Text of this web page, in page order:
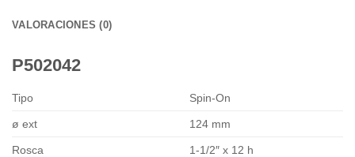
VALORACIONES (0)
P502042
Tipo Spin-On
ø ext 124 mm
Rosca 1-1/2″ x 12 h